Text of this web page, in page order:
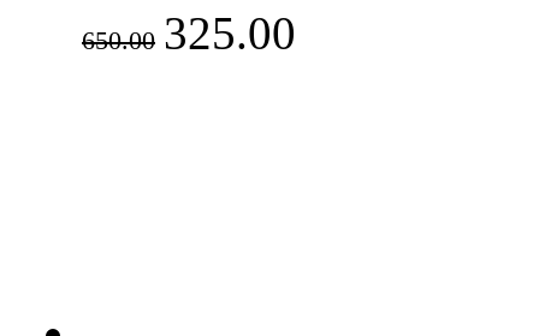
650.00 325.00